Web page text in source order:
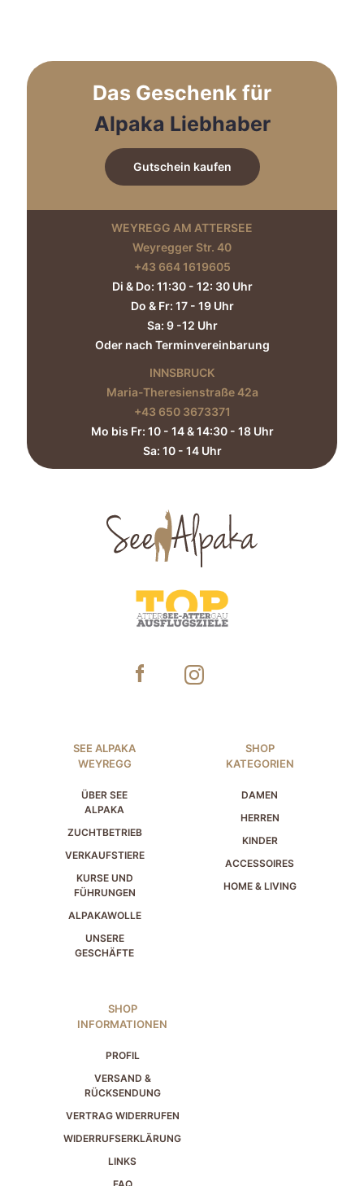
können
der
gewählt
Das Geschenk für
Alpaka Liebhaber
Gutschein kaufen
WEYREGG AM ATTERSEE
Weyregger Str. 40
+43 664 1619605‬
Di & Do: 11:30 - 12: 30 Uhr
Do & Fr: 17 - 19 Uhr
Sa: 9 -12 Uhr
Oder nach Terminvereinbarung
INNSBRUCK
Maria-Theresienstraße 42a
+43 650 3673371‬
Mo bis Fr: 10 - 14 & 14:30 - 18 Uhr
Sa: 10 - 14 Uhr​
SEE ALPAKA
WEYREGG
ÜBER SEE
ALPAKA
ZUCHTBETRIEB
VERKAUFSTIERE
KURSE UND
FÜHRUNGEN
ALPAKAWOLLE
UNSERE
GESCHÄFTE
SHOP
KATEGORIEN
DAMEN
HERREN
KINDER
ACCESSOIRES
HOME & LIVING
SHOP
INFORMATIONEN
PROFIL
VERSAND &
RÜCKSENDUNG
VERTRAG WIDERRUFEN
WIDERRUFSERKLÄRUNG
LINKS